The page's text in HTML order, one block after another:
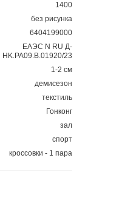
4321
864200
1400
без рисунка
6404199000
ЕАЭС N RU Д-
HK.РА09.В.01920/23
1-2 см
демисезон
текстиль
Гонконг
зал
спорт
кроссовки - 1 пара